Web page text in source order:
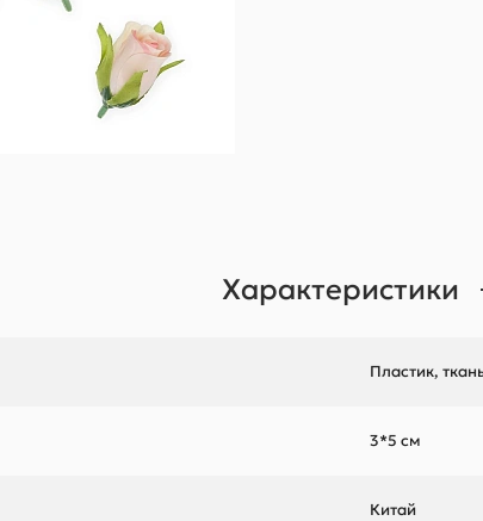
Характеристики
Пластик,
3*5 см
Китай